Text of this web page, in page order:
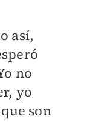
así,
no
yo
son